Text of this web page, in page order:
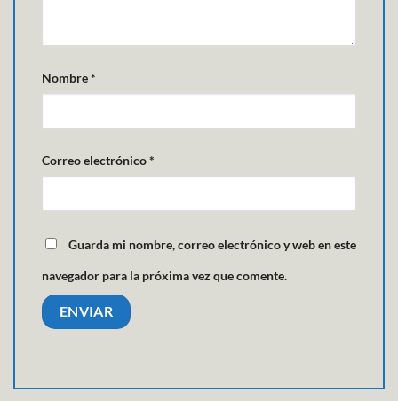
Nombre*
Correo electrónico*
Guarda mi nombre, correo electrónico y web en este
navegador para la próxima vez que comente.